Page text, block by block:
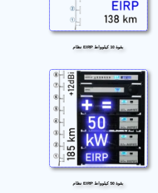
نظام EIRP بقوة 10 كيلوواط
نظام EIRP بقوة 50 كيلوواط